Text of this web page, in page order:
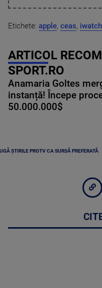
Etichete: apple, ceas, iwatch
ARTICOL
SPORT.RO
Anamaria Goltes
instanță! Începe
50.000.000$
ȘTIRILE PROTV CA SURSĂ PREFERATĂ